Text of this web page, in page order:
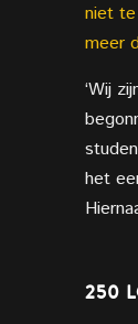
niet te
meer
‘Wij
het
250